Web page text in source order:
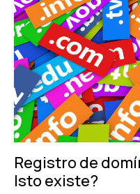
Registro de
Isto existe?